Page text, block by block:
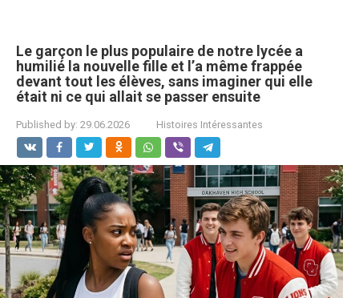
Le garçon le plus populaire de notre lycée a
humilié la nouvelle fille et l’a même frappée
devant tout les élèves, sans imaginer qui elle
était ni ce qui allait se passer ensuite
Published by: 29.06.2026 Histoires Intéressantes